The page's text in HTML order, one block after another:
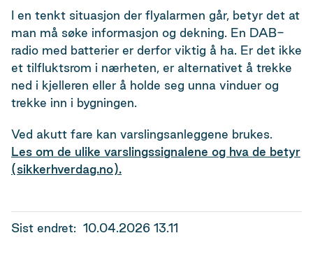
I en tenkt situasjon der flyalarmen går, betyr det at
man må søke informasjon og dekning. En DAB-
radio med batterier er derfor viktig å ha. Er det ikke
et tilfluktsrom i nærheten, er alternativet å trekke
ned i kjelleren eller å holde seg unna vinduer og
trekke inn i bygningen.
Ved akutt fare kan varslingsanleggene brukes.
Les om de ulike varslingssignalene og hva de betyr
(sikkerhverdag.no).
Sist endret 10.04.2026 13.11